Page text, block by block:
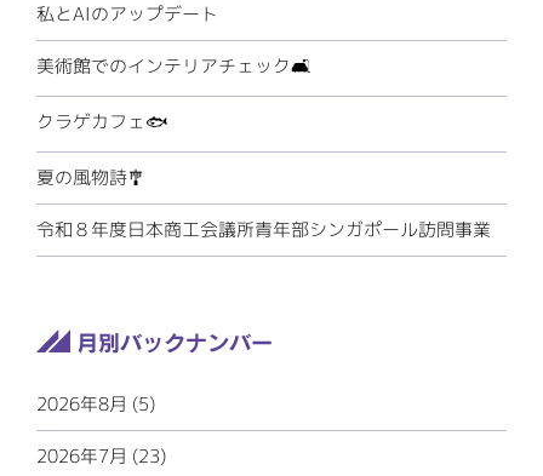
私とAIのアップデート
美術館でのインテリアチェック🛋️
クラゲカフェ🐟
夏の風物詩🎐
令和８年度日本商工会議所青年部シンガポール訪問事業
2026年8月 (5)
2026年7月 (23)